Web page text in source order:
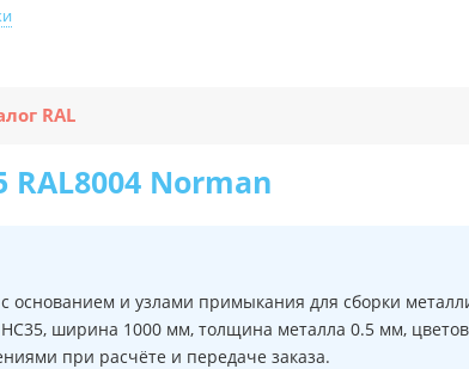
RAL
Norman
и узлами примыкания для сборки
ширина 1000 мм, толщина металла 0.5 мм,
при расчёте и передаче заказа.